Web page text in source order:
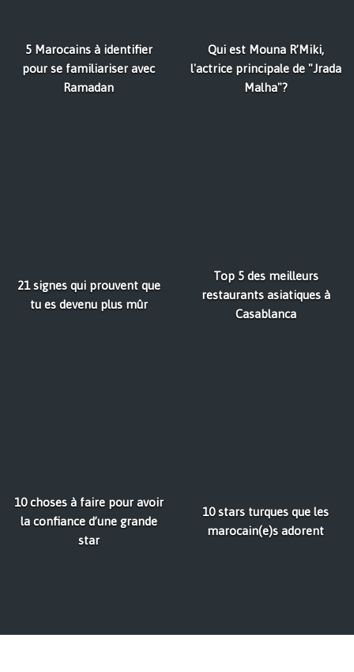
5 Marocains à identifier
pour se familiariser avec
Ramadan
Qui est Mouna R’Miki,
l'actrice principale de "Jrada
Malha"?
21 signes qui prouvent que
tu es devenu plus mûr
Top 5 des meilleurs
restaurants asiatiques à
Casablanca
10 choses à faire pour avoir
la confiance d’une grande
star
10 stars turques que les
marocain(e)s adorent